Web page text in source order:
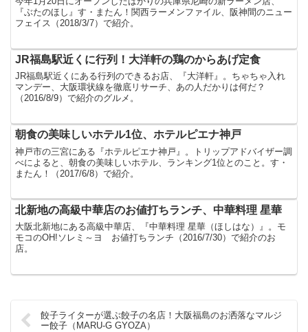
『ぶたのほし』す・またん！関西ラーメンファイル、阪神間のニュー
フェイス（2018/3/7）で紹介。
JR福島駅近くに行列！大洋軒の鶏のからあげ定食
JR福島駅近くにある行列のできるお店、『大洋軒』。ちゃちゃ入れ
マンデー、大阪環状線を徹底リサーチ、あの人だかりは何だ？
（2016/8/9）で紹介のグルメ。
朝食の美味しいホテル1位、ホテルピエナ神戸
神戸市の三宮にある『ホテルピエナ神戸』。トリップアドバイザー調
べによると、朝食の美味しいホテル、ランキング1位とのこと。す・
またん！（2017/6/8）で紹介。
北新地の高級中華店のお値打ちランチ、中華料理 星華
大阪北新地にある高級中華店、『中華料理 星華（ほしはな）』。モ
モコのOH!ソレミ～ヨ お値打ちランチ（2016/7/30）で紹介のお
店。
餃子ライターが選ぶ餃子の名店！大阪福島のお洒落なマルジ
ー餃子（MARU-G GYOZA）